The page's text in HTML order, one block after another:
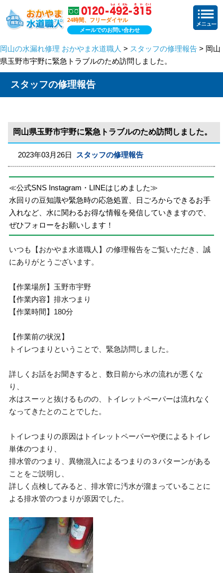
24時間、フリーダイヤル
メールでのお問い合わせ
岡山の水漏れ修理 おかやま水道職人 > スタッフの修理報告 > 岡山
県玉野市宇野に緊急トラブルのため訪問しました。
スタッフの修理報告
岡山県玉野市宇野に緊急トラブルのため訪問しました。
2023年03月26日 スタッフの修理報告
≪公式SNS Instagram・LINEはじめました≫
水回りの豆知識や緊急時の応急処置、日ごろからできるお手
入れなど、水に関わるお得な情報を発信していきますので、
ぜひフォローをお願いします！
いつも【おかやま水道職人】の修理報告をご覧いただき、誠
にありがとうございます。
【作業場所】玉野市宇野
【作業内容】排水つまり
【作業時間】180分
【作業前の状況】
トイレつまりということで、緊急訪問しました。
詳しくお話をお聞きすると、数日前から水の流れが悪くな
り、
水はスーッと抜けるものの、トイレットペーパーは流れなく
なってきたとのことでした。
トイレつまりの原因はトイレットペーパーや便によるトイレ
単体のつまり、
排水管のつまり、異物混入によるつまりの３パターンがある
ことをご説明し、
詳しく点検してみると、排水管に汚水が溜まっていることに
よる排水管のつまりが原因でした。